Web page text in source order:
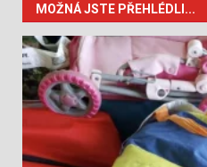
MOŽNÁ JSTE PŘEHLÉDLI...